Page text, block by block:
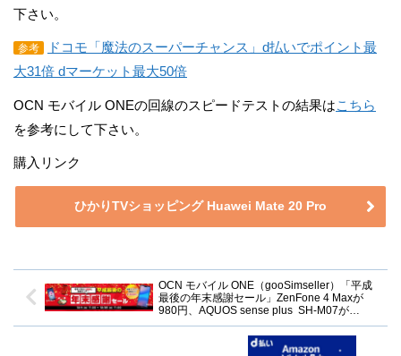
下さい。
参考
ドコモ「魔法のスーパーチャンス」d払いでポイント最
大31倍 dマーケット最大50倍
OCN モバイル ONEの回線のスピードテストの結果はこちら
を参考にして下さい。
購入リンク
ひかりTVショッピング Huawei Mate 20 Pro
OCN モバイル ONE（gooSimseller）「平成
最後の年末感謝セール」ZenFone 4 Maxが
980円、AQUOS sense plus SH-M07が